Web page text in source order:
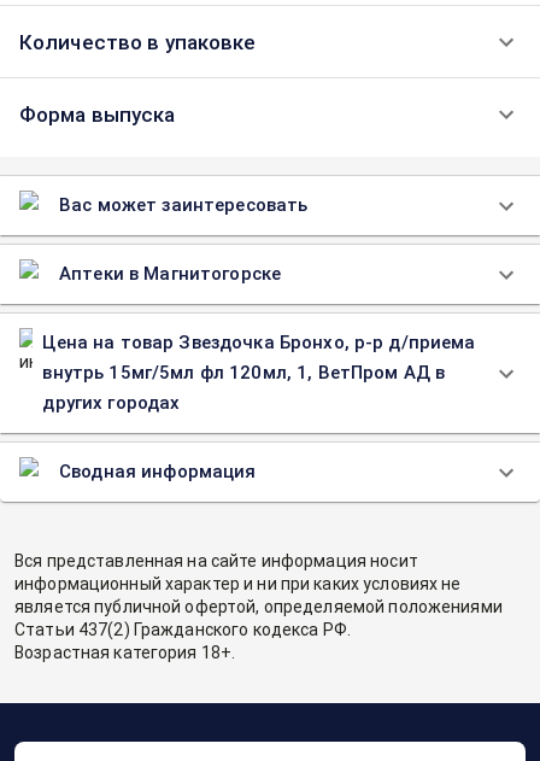
Количество в упаковке
Форма выпуска
Вас может заинтересовать
Аптеки в Магнитогорске
Цена на товар Звездочка Бронхо, р-р д/приема
внутрь 15мг/5мл фл 120мл, 1, ВетПром АД в
других городах
Сводная информация
Вся представленная на сайте информация носит
информационный характер и ни при каких условиях не
является публичной офертой, определяемой положениями
Статьи 437(2) Гражданского кодекса РФ.
Возрастная категория 18+.